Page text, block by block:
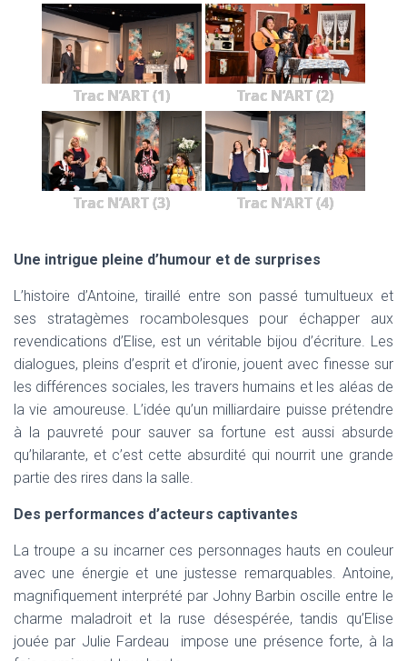
Trac N’ART (1) Trac N’ART (2)
Trac N’ART (3) Trac N’ART (4)
Une intrigue pleine d’humour et de surprises
L’histoire d’Antoine, tiraillé entre son passé tumultueux et
ses stratagèmes rocambolesques pour échapper aux
revendications d’Elise, est un véritable bijou d’écriture. Les
dialogues, pleins d’esprit et d’ironie, jouent avec finesse sur
les différences sociales, les travers humains et les aléas de
la vie amoureuse. L’idée qu’un milliardaire puisse prétendre
à la pauvreté pour sauver sa fortune est aussi absurde
qu’hilarante, et c’est cette absurdité qui nourrit une grande
partie des rires dans la salle.
Des performances d’acteurs captivantes
La troupe a su incarner ces personnages hauts en couleur
avec une énergie et une justesse remarquables. Antoine,
magnifiquement interprété par Johny Barbin oscille entre le
charme maladroit et la ruse désespérée, tandis qu’Elise
jouée par Julie Fardeau impose une présence forte, à la